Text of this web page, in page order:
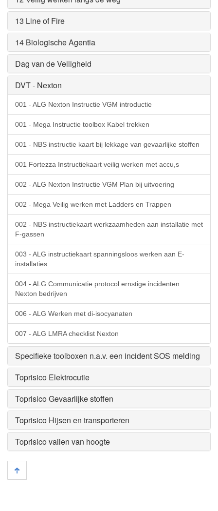
13 Line of Fire
14 Biologische Agentia
Dag van de Veiligheid
DVT - Nexton
001 - ALG Nexton Instructie VGM introductie
001 - Mega Instructie toolbox Kabel trekken
001 - NBS instructie kaart bij lekkage van gevaarlijke stoffen
001 Fortezza Instructiekaart veilig werken met accu,s
002 - ALG Nexton Instructie VGM Plan bij uitvoering
002 - Mega Veilig werken met Ladders en Trappen
002 - NBS instructiekaart werkzaamheden aan installatie met
F-gassen
003 - ALG instructiekaart spanningsloos werken aan E-
installaties
004 - ALG Communicatie protocol ernstige incidenten
Nexton bedrijven
006 - ALG Werken met di-isocyanaten
007 - ALG LMRA checklist Nexton
Specifieke toolboxen n.a.v. een incident SOS melding
Toprisico Elektrocutie
Toprisico Gevaarlijke stoffen
Toprisico Hijsen en transporteren
Toprisico vallen van hoogte